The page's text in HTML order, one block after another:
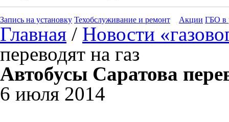
Запись на установку Техобслуживание и ремонт Акции ГБО в
Главная / Новости
переводят на газ
Автобусы Саратова
6 июля 2014